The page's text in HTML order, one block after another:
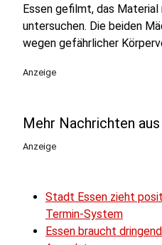
Essen gefilmt, das
untersuchen. Die beiden
wegen gefährlicher
Anzeige
Mehr Nachrichten
Anzeige
Stadt Essen zieht
Termin-System
Essen braucht